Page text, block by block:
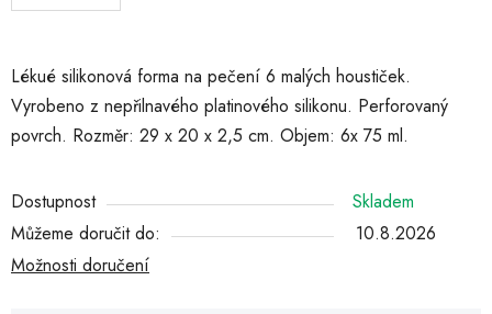
Lékué silikonová forma na pečení 6 malých houstiček.
Vyrobeno z nepřilnavého platinového silikonu. Perforovaný
povrch. Rozměr: 29 x 20 x 2,5 cm. Objem: 6x 75 ml.
Dostupnost
Skladem
Můžeme doručit do:
10.8.2026
Možnosti doručení